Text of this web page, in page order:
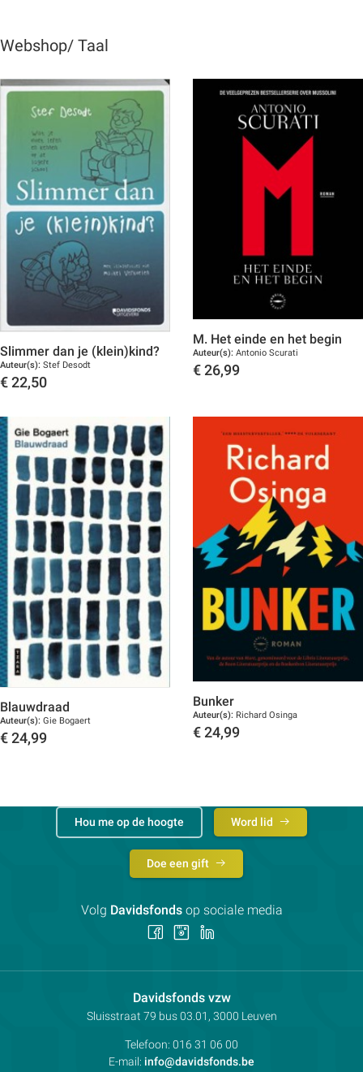
Webshop/ Taal
Slimmer dan je (klein)kind?
Auteur(s): Stef Desodt
€ 22,50
M. Het einde en het begin
Auteur(s): Antonio Scurati
€ 26,99
Blauwdraad
Auteur(s): Gie Bogaert
€ 24,99
Bunker
Auteur(s): Richard Osinga
€ 24,99
Davidsfonds vzwContactpersoon:
Adres:
Sluisstraat 79 bus 03.01, 3000 Leuven
Telefoon: 016 31 06 00
E-mail: info@davidsfonds.be
Hou me op de hoogte Word lid
Doe een gift
Volg Davidsfondsop sociale media
Volg Volg